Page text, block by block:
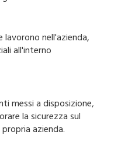
lavorono nell'azienda,
all'interno
messi a disposizione,
la sicurezza sul
azienda.